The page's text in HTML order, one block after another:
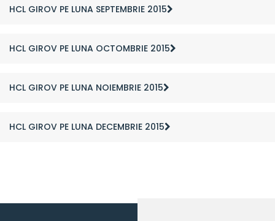
HCL GIROV PE LUNA SEPTEMBRIE 2015
HCL GIROV PE LUNA OCTOMBRIE 2015
HCL GIROV PE LUNA NOIEMBRIE 2015
HCL GIROV PE LUNA DECEMBRIE 2015